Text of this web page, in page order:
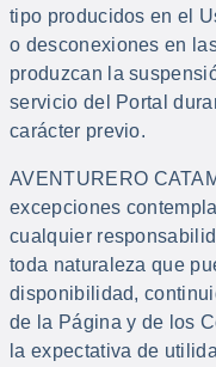
tipo producidos en el
o desconexiones en
produzcan la
servicio del Portal
carácter previo.
AVENTURERO
excepciones
cualquier
toda naturaleza que
disponibilidad,
de la Página y de los
la expectativa de